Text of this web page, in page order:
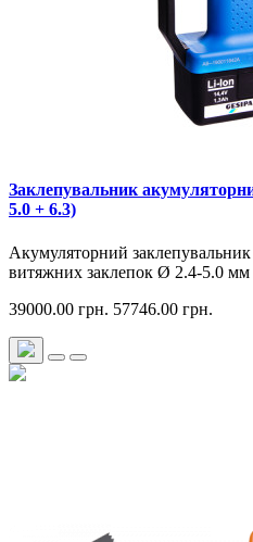
Заклепувальник
5.0 + 6.3)
Акумуляторний
витяжних заклепок Ø 2.4-5.0 мм
39000.00 грн. 57746.00 грн.